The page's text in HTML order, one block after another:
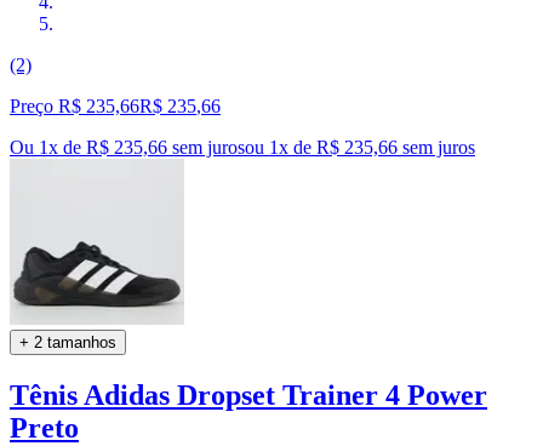
(2)
Preço R$ 235,66R$ 235,66
Ou 1x de R$ 235,66 sem jurosou 1x de R$ 235,66 sem juros
+ 2 tamanhos
Tênis Adidas Dropset Trainer 4 Power
Preto